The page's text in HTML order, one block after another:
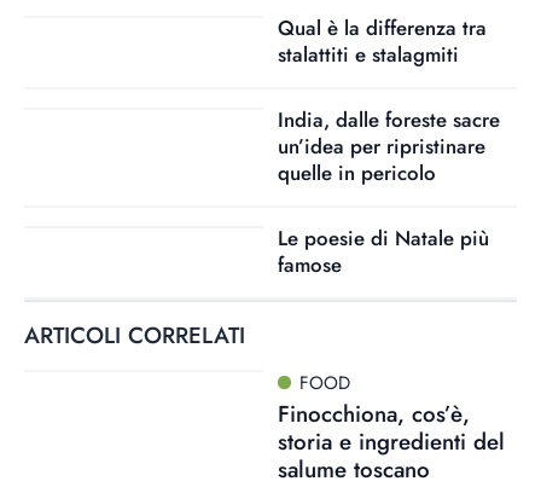
Qual è la differenza tra
stalattiti e stalagmiti
India, dalle foreste sacre
un’idea per ripristinare
quelle in pericolo
Le poesie di Natale più
famose
ARTICOLI CORRELATI
FOOD
Finocchiona, cos’è,
storia e ingredienti del
salume toscano